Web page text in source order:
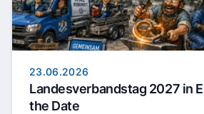
23.06.2026
Landesverbandstag 2027 in
the Date